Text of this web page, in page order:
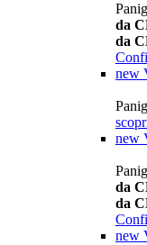
da
da
new
new
da
da
new